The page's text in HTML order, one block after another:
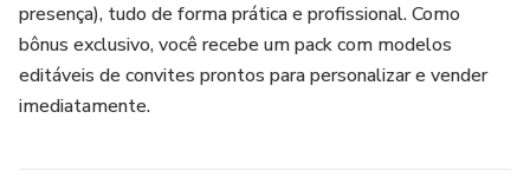
presença), tudo de forma prática e profissional. Como
bônus exclusivo, você recebe um pack com modelos
editáveis de convites prontos para personalizar e vender
imediatamente.